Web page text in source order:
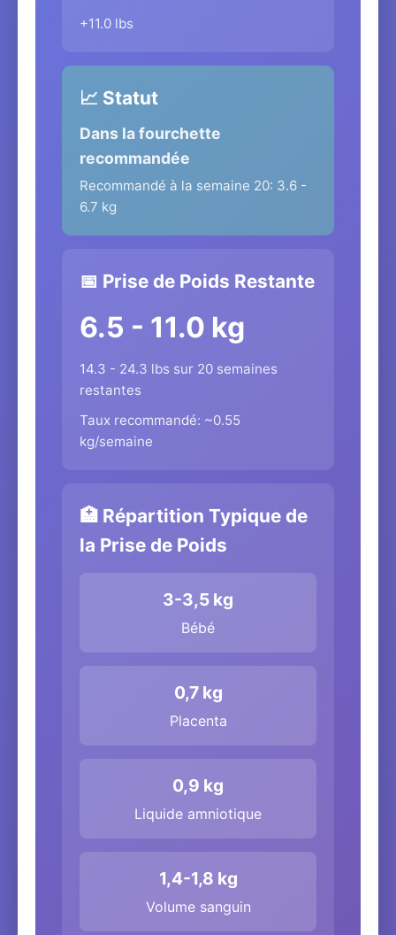
+11.0 lbs
📈 Statut
Dans la fourchette
recommandée
Recommandé à la semaine 20: 3.6 -
6.7 kg
📅 Prise de Poids Restante
6.5 - 11.0 kg
14.3 - 24.3 lbs sur 20 semaines
restantes
Taux recommandé: ~0.55
kg/semaine
🏥 Répartition Typique de
la Prise de Poids
3-3,5 kg
Bébé
0,7 kg
Placenta
0,9 kg
Liquide amniotique
1,4-1,8 kg
Volume sanguin